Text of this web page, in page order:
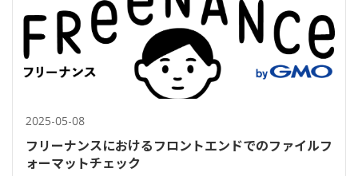
2025-05-08
フリーナンスにおけるフロントエンドでのファイルフ
ォーマットチェック